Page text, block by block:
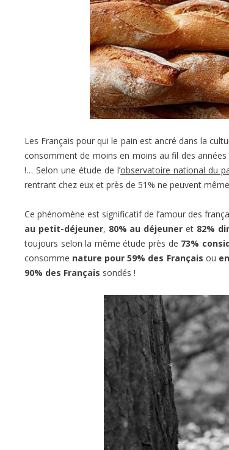
Les Français pour qui le pain est ancré dans la
consomment de moins en moins au fil des
!… Selon une étude de l’observatoire national du
rentrant chez eux et près de 51% ne peuvent même
Ce phénomène est significatif de l’amour des
au petit-déjeuner, 80% au déjeuner et 82%
toujours selon la même étude près de 73%
consomme nature pour 59% des Français ou
90% des Français sondés !